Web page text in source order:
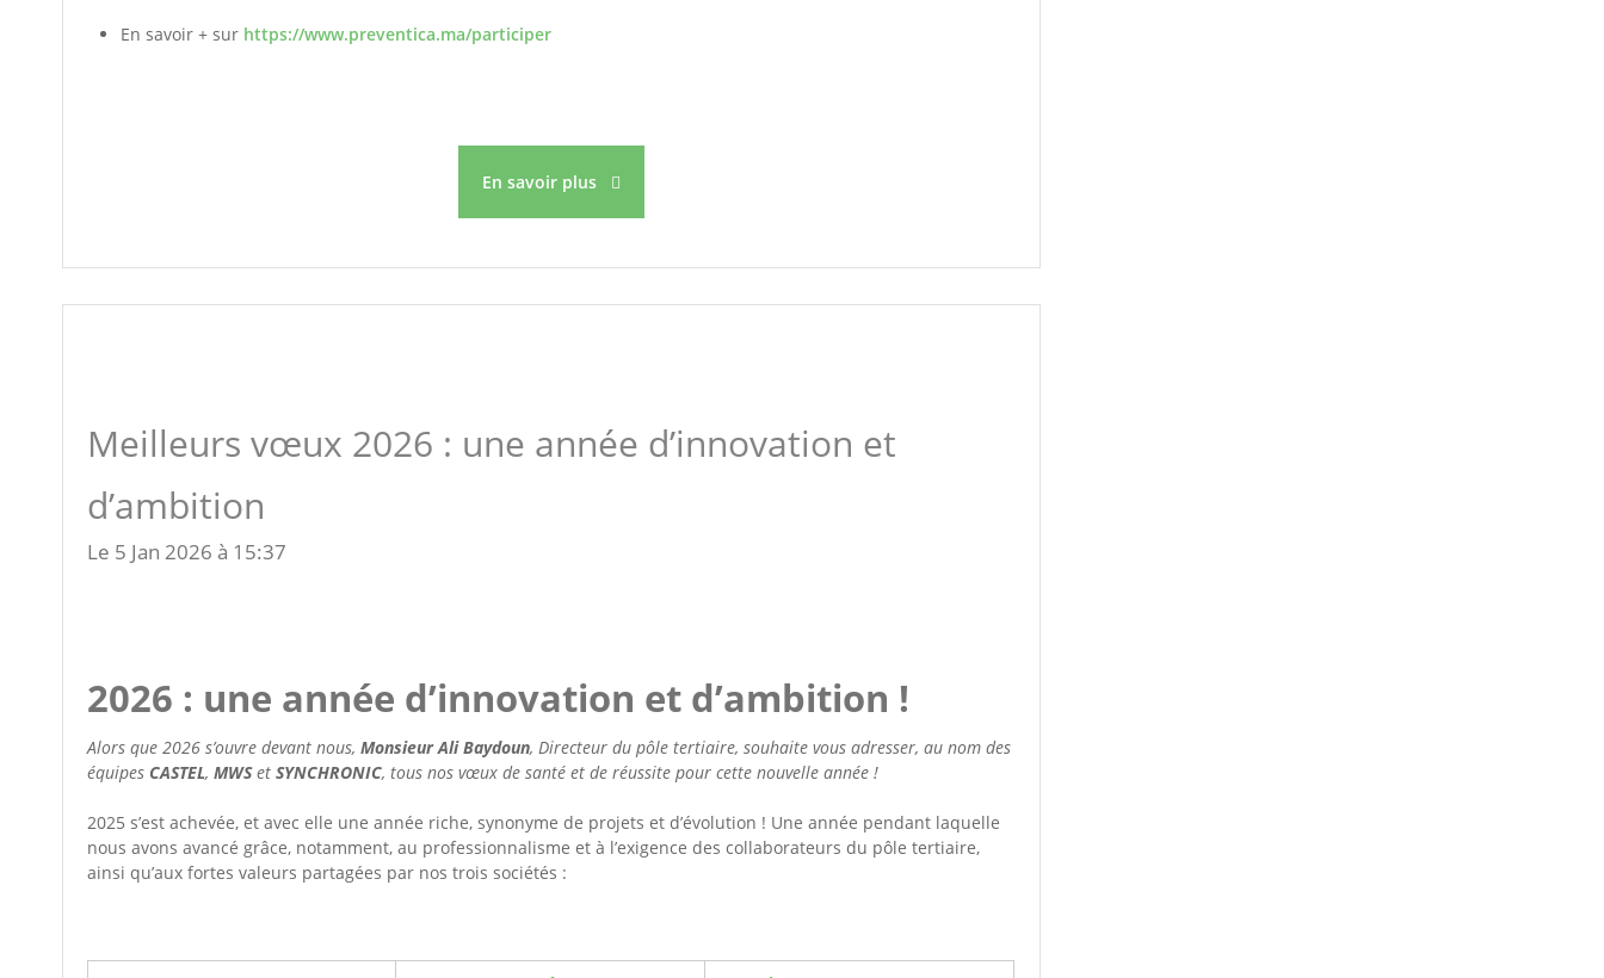
En savoir + sur https://www.preventica.ma/participer
En savoir plus
Meilleurs vœux 2026 : une année d’innovation et
d’ambition
Le 5 Jan 2026 à 15:37
2026 : une année d’innovation et d’ambition !
Alors que 2026 s’ouvre devant nous, Monsieur Ali Baydoun, Directeur du pôle tertiaire, souhaite vous adresser, au nom des
équipes CASTEL, MWSet SYNCHRONIC, tous nos vœux de santé et de réussite pour cette nouvelle année !
2025 s’est achevée, et avec elle une année riche, synonyme de projets et d’évolution ! Une année pendant laquelle
nous avons avancé grâce, notamment, au professionnalisme et à l’exigence des collaborateurs du pôle tertiaire,
ainsi qu’aux fortes valeurs partagées par nos trois sociétés :